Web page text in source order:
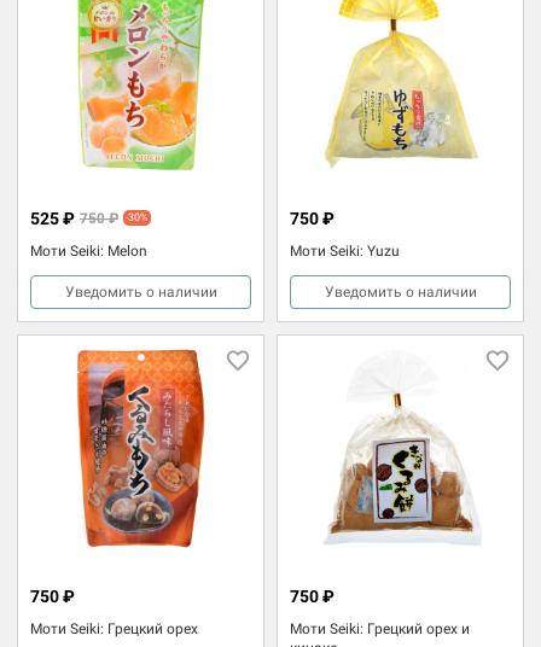
Моти Seiki: Melon
525 ₽ 750 ₽ -30%
Уведомить о наличии
Моти Seiki: Yuzu
750 ₽
Уведомить о наличии
Моти Seiki: Грецкий орех
750 ₽
Моти Seiki: Грецкий орех и
750 ₽